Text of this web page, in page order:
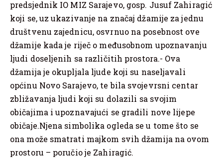
predsjednik IO MIZ Sarajevo, gosp. Jusuf Zahiragić
koji se, uz ukazivanje na značaj džamije za jednu
društvenu zajednicu, osvrnuo na posebnost ove
džamije kada je riječ o međusobnom upoznavanju
ljudi doseljenih sa različitih prostora.- Ova
džamija je okupljala ljude koji su naseljavali
općinu Novo Sarajevo, te bila svojevrsni centar
zbližavanja ljudi koji su dolazili sa svojim
običajima i upoznavajući se gradili nove lijepe
običaje.Njena simbolika ogleda se u tome što se
ona može smatrati majkom svih džamija na ovom
prostoru – poručio je Zahiragić.